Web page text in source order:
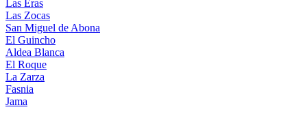
Las Eras
Las Zocas
San Miguel de Abona
El Guincho
Aldea Blanca
El Roque
La Zarza
Fasnia
Jama